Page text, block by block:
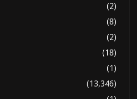
(2)
(8)
(2)
(18)
(1)
(13,346)